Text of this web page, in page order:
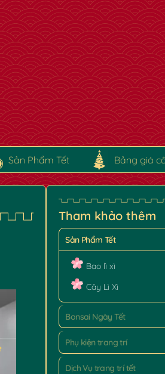
Sản Phẩm Tết Bảng giá
Tham khảo thêm
Sản Phẩm Tết
Bao lì xì
Cây Lì Xì
Bonsai Ngày Tết
Phụ kiện trang trí
Dịch Vụ trang trí tết